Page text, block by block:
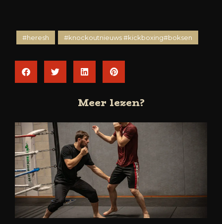
#heresh #knockoutnieuws #kickboxing#boksen
Meer lezen?